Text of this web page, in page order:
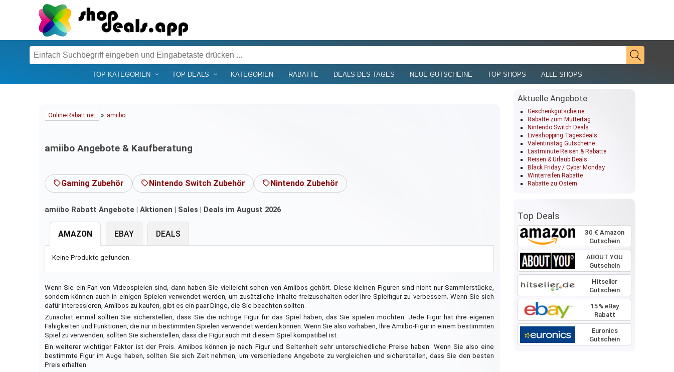
TOP KATEGORIEN TOP DEALS KATEGORIEN RABATTE DEALS DES TAGES NEUE GUTSCHEINE TOP SHOPS ALLE SHOPS
Online-Rabatt.net » amiibo
amiibo Angebote & Kaufberatung
Gaming Zubehör Nintendo Switch Zubehör Nintendo Zubehör
amiibo Rabatt Angebote | Aktionen | Sales | Deals im August 2026
AMAZON
Keine Produkte gefunden.
EBAY DEALS
Wenn Sie ein Fan von Videospielen sind, dann haben Sie vielleicht schon von Amiibos gehört. Diese kleinen Figuren sind nicht nur Sammlerstücke,
sondern können auch in einigen Spielen verwendet werden, um zusätzliche Inhalte freizuschalten oder Ihre Spielfigur zu verbessern. Wenn Sie sich
dafür interessieren, Amiibos zu kaufen, gibt es ein paar Dinge, die Sie beachten sollten.
Zunächst einmal sollten Sie sicherstellen, dass Sie die richtige Figur für das Spiel haben, das Sie spielen möchten. Jede Figur hat ihre eigenen
Fähigkeiten und Funktionen, die nur in bestimmten Spielen verwendet werden können. Wenn Sie also vorhaben, Ihre Amiibo-Figur in einem bestimmten
Spiel zu verwenden, sollten Sie sicherstellen, dass die Figur auch mit diesem Spiel kompatibel ist.
Ein weiterer wichtiger Faktor ist der Preis. Amiibos können je nach Figur und Seltenheit sehr unterschiedliche Preise haben. Wenn Sie also eine
bestimmte Figur im Auge haben, sollten Sie sich Zeit nehmen, um verschiedene Angebote zu vergleichen und sicherstellen, dass Sie den besten
Preis erhalten.
Aktuelle Angebote
Geschenkgutscheine
Rabatte zum Muttertag
Nintendo Switch Deals
Liveshopping Tagesdeals
Valentinstag Gutscheine
Lastminute Reisen & Rabatte
Reisen & Urlaub Deals
Black Friday / Cyber Monday
Winterreifen Rabatte
Rabatte zu Ostern
Top Deals
30 € Amazon
Gutschein
ABOUT YOU
Gutschein
Hitseller
Gutschein
15% eBay
Rabatt
Euronics
Gutschein